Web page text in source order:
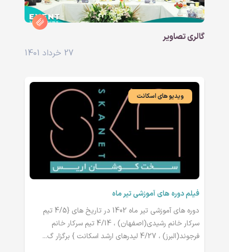
گالری تصاویر
27 خرداد 1401
ویدیو های اسکانت
فیلم دوره های آموزشی تیر ماه
دوره های آموزشی تیر ماه 1402 در تاریخ های {4/5 تیم
سرکار خانم رشیدی(اصفهان) ، 4/14 تیم سرکار خانم
فرجوند(البرز) ، 4/27 لیدرهای ارشد اسکانت } برگزار گ...